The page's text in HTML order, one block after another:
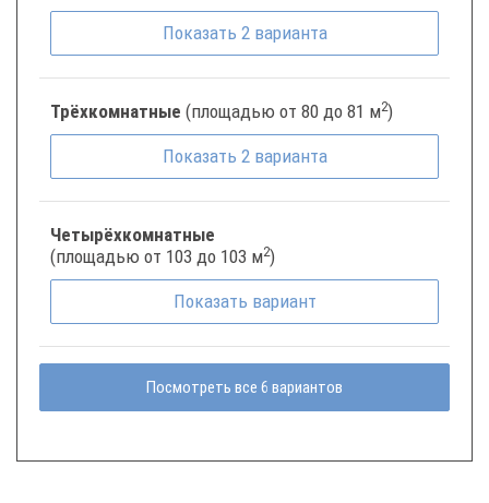
Показать 2 варианта
Трёхкомнатные (площадью от 80 до 81 м2)
Показать 2 варианта
Четырёхкомнатные
(площадью от 103 до 103 м2)
Показать вариант
Посмотреть все 6 вариантов